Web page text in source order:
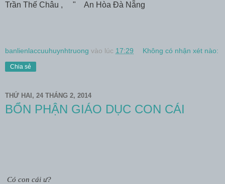
Trần Thế Châu , " An Hòa Đà Nẵng
banlienlaccuuhuynhtruong vào lúc 17:29 Không có nhận xét nào:
Chia sẻ
THỨ HAI, 24 THÁNG 2, 2014
BỔN PHẬN GIÁO DỤC CON CÁI
Có con cái ư?